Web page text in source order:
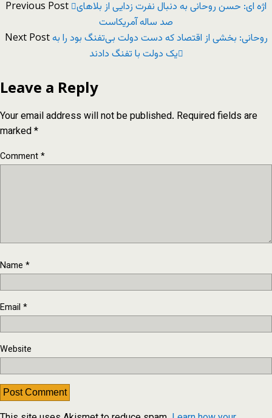
Previous Post اژه ای: حسن روحانی به دنبال نفرت زدایی از بلاهای
صد ساله آمریکاست
Next Postروحانی: بخشی از اقتصاد که دست دولت بی‌تفنگ بود را به
یک دولت با تفنگ دادند
Leave a Reply
Your email address will not be published. Required fields are
marked*
Comment*
Name *
Email *
Website